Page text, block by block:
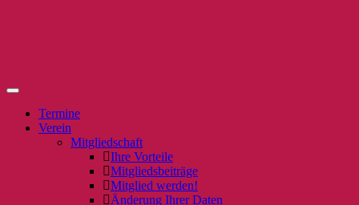
Termine
Verein
Mitgliedschaft
Ihre Vorteile
Mitgliedsbeiträge
Mitglied werden!
Änderung Ihrer Daten